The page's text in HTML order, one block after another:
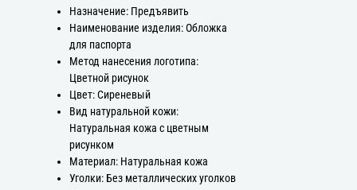
Назначение: Предъявить
Наименование изделия: Обложка
для паспорта
Метод нанесения логотипа:
Цветной рисунок
Цвет: Сиреневый
Вид натуральной кожи:
Натуральная кожа с цветным
рисунком
Материал: Натуральная кожа
Уголки: Без металлических уголков